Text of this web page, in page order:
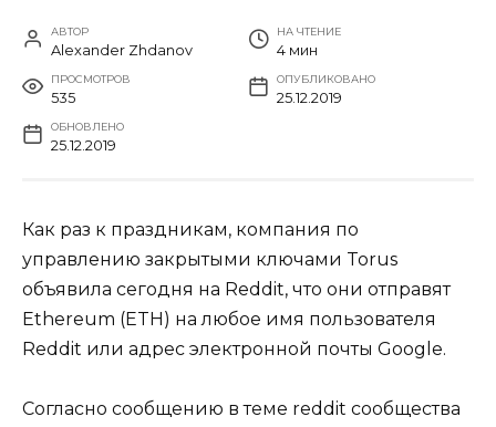
АВТОР
Alexander Zhdanov
НА ЧТЕНИЕ
4 мин
ПРОСМОТРОВ
535
ОПУБЛИКОВАНО
25.12.2019
ОБНОВЛЕНО
25.12.2019
Как раз к праздникам, компания по
управлению закрытыми ключами Torus
объявила сегодня на Reddit, что они отправят
Ethereum (ETH) на любое имя пользователя
Reddit или адрес электронной почты Google.
Согласно сообщению в теме reddit сообщества